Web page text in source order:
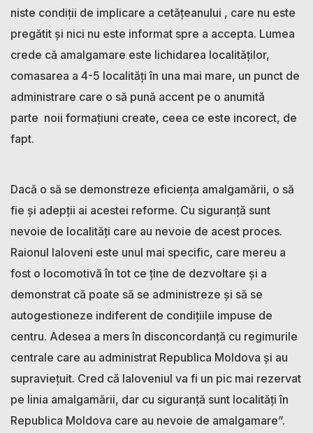
niste condiții de implicare a cetățeanului , care nu este
pregătit și nici nu este informat spre a accepta. Lumea
crede că amalgamare este lichidarea localităților,
comasarea a 4-5 localități în una mai mare, un punct de
administrare care o să pună accent pe o anumită
parte noii formațiuni create, ceea ce este incorect, de
fapt.
Dacă o să se demonstreze eficiența amalgamării, o să
fie și adepții ai acestei reforme. Cu siguranță sunt
nevoie de localități care au nevoie de acest proces.
Raionul Ialoveni este unul mai specific, care mereu a
fost o locomotivă în tot ce ține de dezvoltare și a
demonstrat că poate să se administreze și să se
autogestioneze indiferent de condițiile impuse de
centru. Adesea a mers în disconcordanță cu regimurile
centrale care au administrat Republica Moldova și au
supraviețuit. Cred că Ialoveniul va fi un pic mai rezervat
pe linia amalgamării, dar cu siguranță sunt localități în
Republica Moldova care au nevoie de amalgamare”.